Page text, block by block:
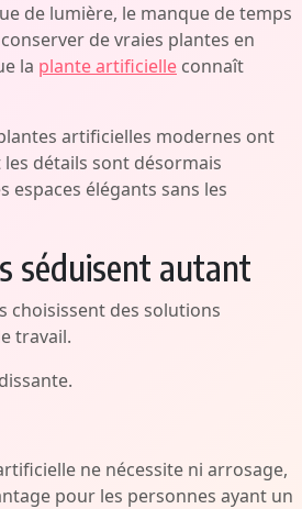
de lumière, le manque de temps
de vraies plantes en
la plante artificielle connaît
artificielles modernes ont
détails sont désormais
espaces élégants sans les
séduisent autant
choisissent des solutions
travail.
ne nécessite ni arrosage,
pour les personnes ayant un